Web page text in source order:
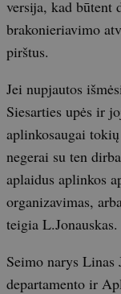
versija, kad būtent
brakonieriavimo
pirštus.
Jei nupjautos
Siesarties upės ir
aplinkosaugai
negerai su ten
aplaidus aplinkos
organizavimas,
teigia L.Jonauskas.
Seimo narys Linas
departamento ir